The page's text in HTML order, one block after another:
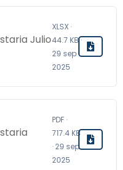
Julio
XLSX ·
44.7 KB ·
29 sep
2025
PDF ·
717.4 KB
· 29 sep
2025